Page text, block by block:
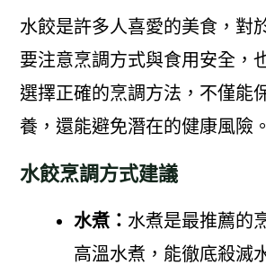
水餃是許多人喜愛的美食，對
要注意烹調方式與食用安全，
選擇正確的烹調方法，不僅能
養，還能避免潛在的健康風險。
水餃烹調方式建議
水煮： 水煮是最推薦的
高溫水煮，能徹底殺滅